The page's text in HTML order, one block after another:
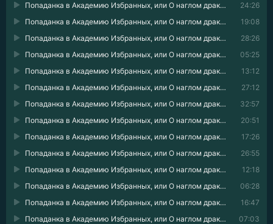
24:26
Попаданка в Академию Избранных, или О наглом драконе замолвите слово 20
19:08
Попаданка в Академию Избранных, или О наглом драконе замолвите слово 21
28:26
Попаданка в Академию Избранных, или О наглом драконе замолвите слово 22
05:25
Попаданка в Академию Избранных, или О наглом драконе замолвите слово 23
13:12
Попаданка в Академию Избранных, или О наглом драконе замолвите слово 24
27:12
Попаданка в Академию Избранных, или О наглом драконе замолвите слово 25
32:57
Попаданка в Академию Избранных, или О наглом драконе замолвите слово 26
20:51
Попаданка в Академию Избранных, или О наглом драконе замолвите слово 27
17:26
Попаданка в Академию Избранных, или О наглом драконе замолвите слово 28
26:55
Попаданка в Академию Избранных, или О наглом драконе замолвите слово 29
12:18
Попаданка в Академию Избранных, или О наглом драконе замолвите слово 30
06:28
Попаданка в Академию Избранных, или О наглом драконе замолвите слово 31
16:47
Попаданка в Академию Избранных, или О наглом драконе замолвите слово 32
07:03
Попаданка в Академию Избранных, или О наглом драконе замолвите слово 33